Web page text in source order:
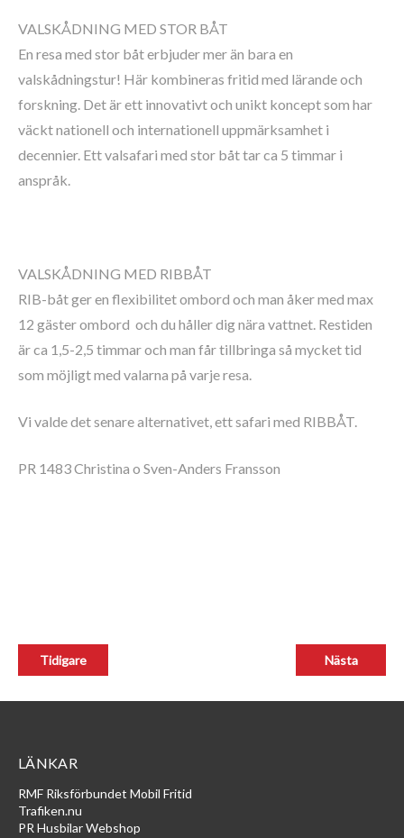
VALSKÅDNING MED STOR BÅT
En resa med stor båt erbjuder mer än bara en
valskådningstur! Här kombineras fritid med lärande och
forskning. Det är ett innovativt och unikt koncept som har
väckt nationell och internationell uppmärksamhet i
decennier. Ett valsafari med stor båt tar ca 5 timmar i
anspråk.
VALSKÅDNING MED RIBBÅT
RIB-båt ger en flexibilitet ombord och man åker med max
12 gäster ombord och du håller dig nära vattnet. Restiden
är ca 1,5-2,5 timmar och man får tillbringa så mycket tid
som möjligt med valarna på varje resa.
Vi valde det senare alternativet, ett safari med RIBBÅT.
PR 1483 Christina o Sven-Anders Fransson
LÄNKAR
RMF Riksförbundet Mobil Fritid
Trafiken.nu
PR Husbilar Webshop